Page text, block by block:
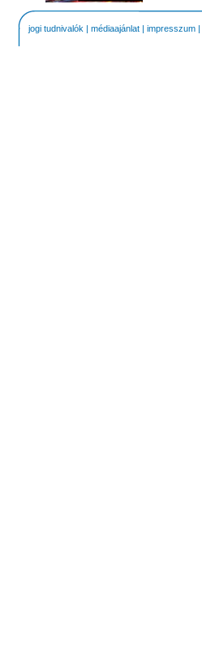
jogi tudnivalók | médiaajánlat | impresszum |